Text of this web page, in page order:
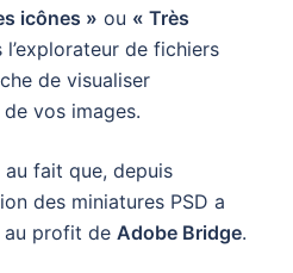
icônes » ou « Très
l’explorateur de fichiers
de visualiser
vos images.
fait que, depuis
des miniatures PSD a
au profit de Adobe Bridge.